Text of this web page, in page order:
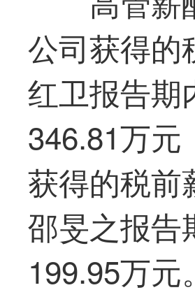
公司获得的
红卫报告期
346.81万
获得的税前
邵旻之报告
199.95万元。